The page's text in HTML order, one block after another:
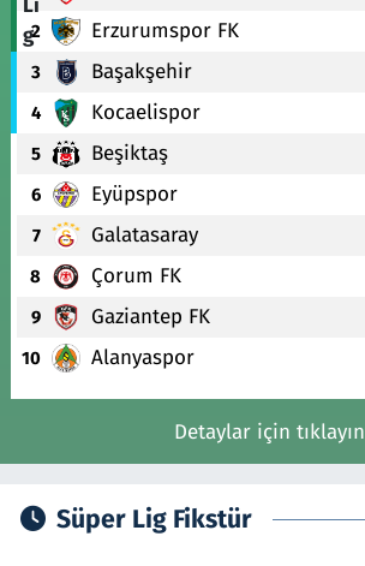
2 Erzurumspor FK
3 Başakşehir
4 Kocaelispor
5 Beşiktaş
6 Eyüpspor
7 Galatasaray
8 Çorum FK
9 Gaziantep FK
10 Alanyaspor
Detaylar için tıklayın
Süper Lig Fikstür